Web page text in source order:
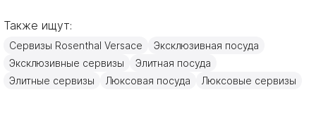
Страна производителя
Материал
Золото, Фарфор
Также ищут:
Сервизы Rosenthal Versace
Эксклюзивная посуда
Эксклюзивные сервизы
Элитная посуда
Элитные сервизы
Люксовая посуда Люксовые сервизы